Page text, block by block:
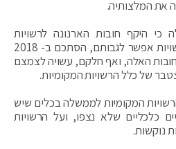
כי היקף חובות הארנונה לרשויות
המקומיות, שלפי הערכת הרשויות אפשר לגבותם, הסתכם ב- 2018
החובות האלה, ואף חלקם, עשויה לצמצם
של כלל הרשויות המקומיות.
המקומיות לממשלה בכלים שיש
כלכליים שלא נצפו, ועל הרשויות
נוקשות.